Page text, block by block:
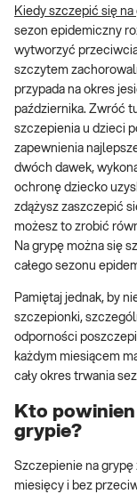
Kiedy szczepić się na
sezon epidemiczny
wytworzyć
szczytem
przypada na okres
października. Zwróć
szczepienia u dzieci
zapewnienia
dwóch dawek,
ochronę dziecko
zdążysz zaszczepić
możesz to zrobić
Na grypę można się
całego sezonu
Pamiętaj jednak, by
szczepionki,
odporności
każdym miesiącem
cały okres trwania
Kto
grypie?
Szczepienie na
miesięcy i bez